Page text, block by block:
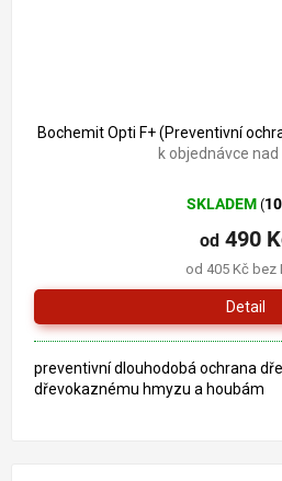
Bochemit Opti F+ (Preventivní
k objednávce nad
SKLADEM (
od 405 Kč bez
od 490
Detail
preventivní dlouhodobá ochrana
dřevokaznému hmyzu a houbám